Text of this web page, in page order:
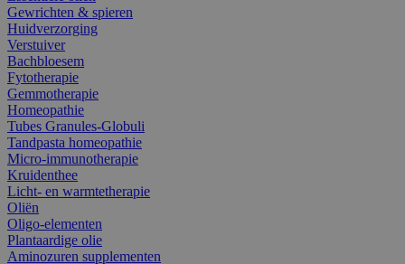
Gewrichten & spieren
Huidverzorging
Verstuiver
Bachbloesem
Fytotherapie
Gemmotherapie
Homeopathie
Tubes Granules-Globuli
Tandpasta homeopathie
Micro-immunotherapie
Kruidenthee
Licht- en warmtetherapie
Oliën
Oligo-elementen
Plantaardige olie
Aminozuren supplementen